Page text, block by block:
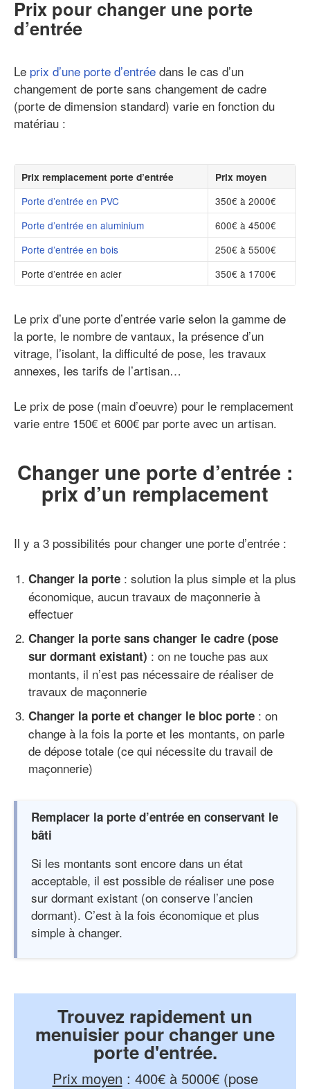
Prix pour changer une porte
d’entrée
Le prix d’une porte d’entrée dans le cas d’un
changement de porte sans changement de cadre
(porte de dimension standard) varie en fonction du
matériau :
Prix remplacement porte d’entrée
Prix moyen
Porte d’entrée en PVC
350€ à 2000€
Porte d’entrée en aluminium
600€ à 4500€
Porte d’entrée en bois
250€ à 5500€
Porte d’entrée en acier
350€ à 1700€
Le prix d’une porte d’entrée varie selon la gamme de
la porte, le nombre de vantaux, la présence d’un
vitrage, l’isolant, la difficulté de pose, les travaux
annexes, les tarifs de l’artisan…
Le prix de pose (main d’oeuvre) pour le remplacement
varie entre 150€ et 600€ par porte avec un artisan.
Changer une porte d’entrée :
prix d’un remplacement
Il y a 3 possibilités pour changer une porte d’entrée :
Changer la porte : solution la plus simple et la plus
économique, aucun travaux de maçonnerie à
effectuer
Changer la porte sans changer le cadre (pose
sur dormant existant) : on ne touche pas aux
montants, il n’est pas nécessaire de réaliser de
travaux de maçonnerie
Changer la porte et changer le bloc porte : on
change à la fois la porte et les montants, on parle
de dépose totale (ce qui nécessite du travail de
maçonnerie)
Remplacer la porte d’entrée en conservant le
bâti
Si les montants sont encore dans un état
acceptable, il est possible de réaliser une pose
sur dormant existant (on conserve l’ancien
dormant). C’est à la fois économique et plus
simple à changer.
Trouvez rapidement un
menuisier pour changer une
porte d'entrée.
Prix moyen : 400€ à 5000€ (pose